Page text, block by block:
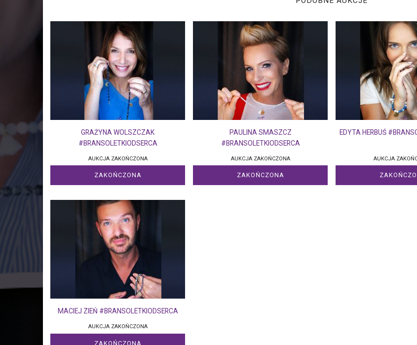
GRAŻYNA WOLSZCZAK
#BRANSOLETKIODSERCA
AUKCJA ZAKOŃCZONA
ZAKOŃCZONA
PAULINA SMASZCZ
#BRANSOLETKIODSERCA
AUKCJA ZAKOŃCZONA
ZAKOŃCZONA
EDYTA HERBUŚ
AUKCJA
MACIEJ ZIEŃ #BRANSOLETKIODSERCA
AUKCJA ZAKOŃCZONA
ZAKOŃCZONA